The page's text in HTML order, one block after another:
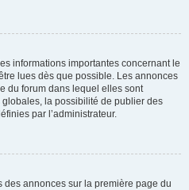
informations importantes concernant le
lues dès que possible. Les annonces
du forum dans lequel elles sont
la possibilité de publier des
par l’administrateur.
annonces sur la première page du